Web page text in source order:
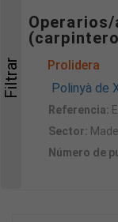
Prolidera
Polinyà de
Referencia:
Sector:
Número de
Filtrar